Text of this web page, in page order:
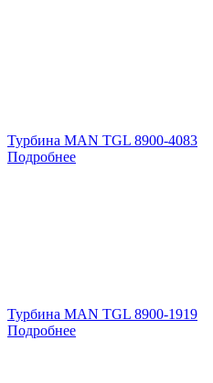
Турбина MAN TGL 8900-4083
Подробнее
Турбина MAN TGL 8900-1919
Подробнее